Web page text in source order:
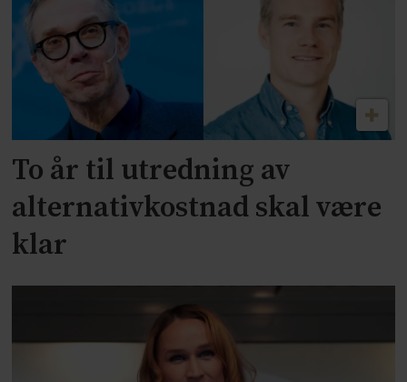
To år til utredning av
alternativkostnad skal være
klar